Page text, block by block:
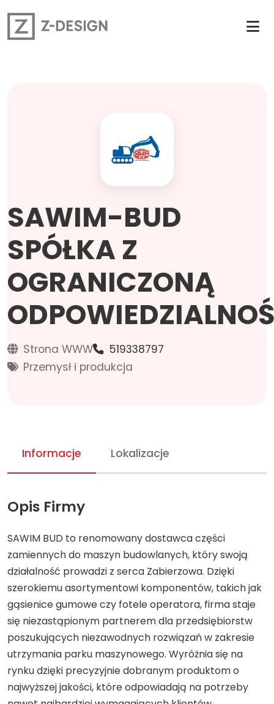
SAWIM-BUD
SPÓŁKA Z
OGRANICZONĄ
Strona WWW
519338797
Przemysł i produkcja
Informacje Lokalizacje
Opis Firmy
SAWIM BUD to renomowany dostawca części
zamiennych do maszyn budowlanych, który swoją
działalność prowadzi z serca Zabierzowa. Dzięki
szerokiemu asortymentowi komponentów, takich jak
gąsienice gumowe czy fotele operatora, firma staje
się niezastąpionym partnerem dla przedsiębiorstw
poszukujących niezawodnych rozwiązań w zakresie
utrzymania parku maszynowego. Wyróżnia się na
rynku dzięki precyzyjnie dobranym produktom o
najwyższej jakości, które odpowiadają na potrzeby